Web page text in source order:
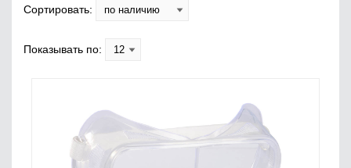
Сортировать:
Показывать по: